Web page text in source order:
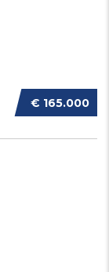
€ 165.000